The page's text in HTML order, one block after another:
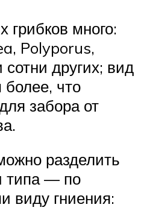
грибков много:
Polyporus,
других; вид
более, что
забора от
разделить
типа — по
виду гниения: